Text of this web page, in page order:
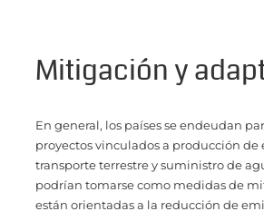
Mitigación y
En general, los países se endeudan
proyectos vinculados a producción de
transporte terrestre y suministro de
podrían tomarse como medidas de
están orientadas a la reducción de